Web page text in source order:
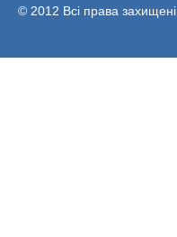
© 2012 Всі права захищені